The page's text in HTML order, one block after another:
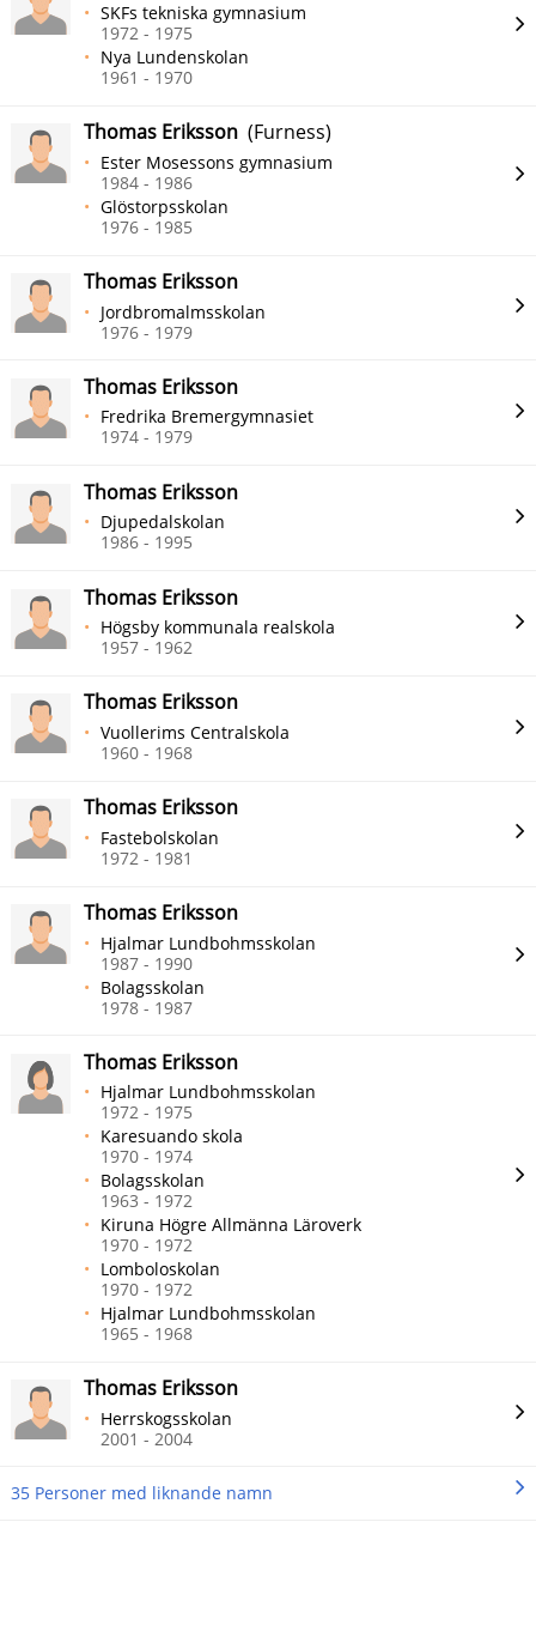
SKFs tekniska gymnasium
1972 - 1975
Nya Lundenskolan
1961 - 1970
Thomas Eriksson (Furness)
Ester Mosessons gymnasium
1984 - 1986
Glöstorpsskolan
1976 - 1985
Thomas Eriksson
Jordbromalmsskolan
1976 - 1979
Thomas Eriksson
Fredrika Bremergymnasiet
1974 - 1979
Thomas Eriksson
Djupedalskolan
1986 - 1995
Thomas Eriksson
Högsby kommunala realskola
1957 - 1962
Thomas Eriksson
Vuollerims Centralskola
1960 - 1968
Thomas Eriksson
Fastebolskolan
1972 - 1981
Thomas Eriksson
Hjalmar Lundbohmsskolan
1987 - 1990
Bolagsskolan
1978 - 1987
Thomas Eriksson
Hjalmar Lundbohmsskolan
1972 - 1975
Karesuando skola
1970 - 1974
Bolagsskolan
1963 - 1972
Kiruna Högre Allmänna Läroverk
1970 - 1972
Lomboloskolan
1970 - 1972
Hjalmar Lundbohmsskolan
1965 - 1968
Thomas Eriksson
Herrskogsskolan
2001 - 2004
35 Personer med liknande namn